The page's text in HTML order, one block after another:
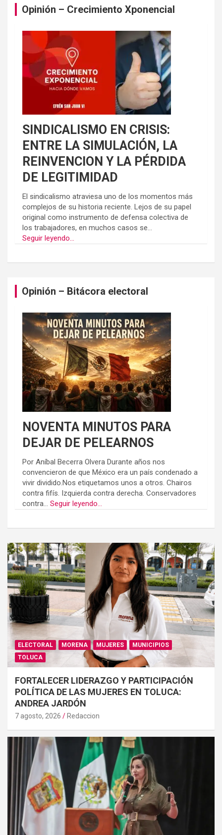
Opinión – Crecimiento Xponencial
SINDICALISMO EN CRISIS:
ENTRE LA SIMULACIÓN, LA
REINVENCION Y LA PÉRDIDA
DE LEGITIMIDAD
El sindicalismo atraviesa uno de los momentos más
complejos de su historia reciente. Lejos de su papel
original como instrumento de defensa colectiva de
los trabajadores, en muchos casos se...
Seguir leyendo...
Opinión – Bitácora electoral
NOVENTA MINUTOS PARA
DEJAR DE PELEARNOS
Por Aníbal Becerra Olvera Durante años nos
convencieron de que México era un país condenado a
vivir dividido.Nos etiquetamos unos a otros. Chairos
contra fifís. Izquierda contra derecha. Conservadores
contra... Seguir leyendo...
ELECTORAL MORENA MUJERES
MUNICIPIOS
TOLUCA
FORTALECER LIDERAZGO Y PARTICIPACIÓN
POLÍTICA DE LAS MUJERES EN TOLUCA:
ANDREA JARDÓN
7 agosto, 2026 Redaccion